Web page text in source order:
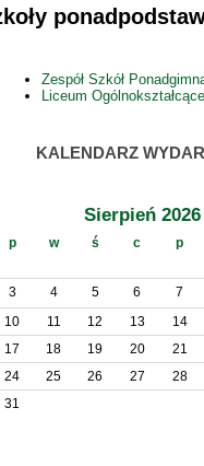
Zespół Szkół
Liceum
KALENDARZ
Sierpień 2026
p w ś c p
3 4 5 6
7
10
11 12 13
14
17
18 19 20
21
24
25 26 27
28
31